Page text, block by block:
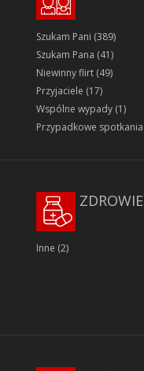
Szukam Pani (389)
Szukam Pana (41)
Niewinny flirt(49)
Przyjaciele (17)
Wspólne wypady(1)
Przypadkowe spotkania
ZDROWIE
Inne (2)